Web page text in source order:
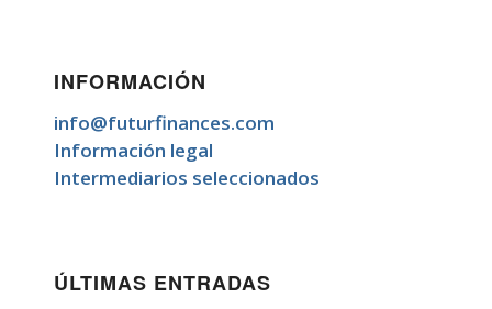
INFORMACIÓN
info@futurfinances.com
Información legal
Intermediarios seleccionados
ÚLTIMAS ENTRADAS